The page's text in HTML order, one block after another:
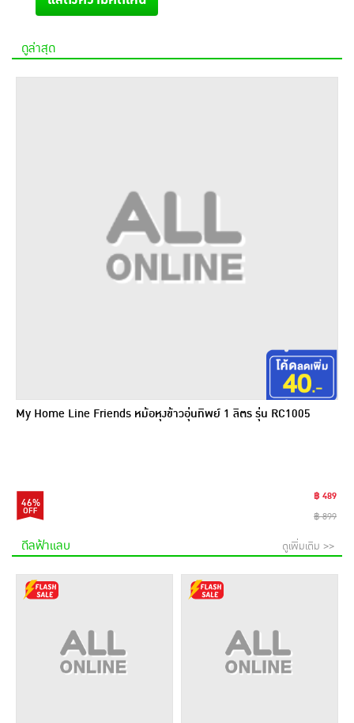
ดูล่าสุด
My Home Line Friends หม้อหุงข้าวอุ่นทิพย์ 1 ลิตร รุ่น RC1005
46%
฿ 489
฿ 899
ดีลฟ้าแลบ ดูเพิ่มเติม >>